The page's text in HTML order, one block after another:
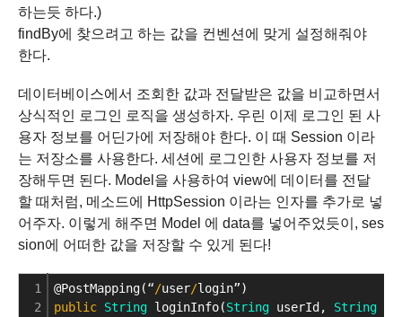
하는듯 하다.)
findBy에 찾으려고 하는 값을 컨벤션에 맞게 설정해줘야
한다.
데이터베이스에서 조회한 값과 전달받은 값을 비교하면서
상식적인 로그인 로직을 생성하자. 우린 이제 로그인 된 사
용자 정보를 어딘가에 저장해야 한다. 이 때 Session 이라
는 저장소를 사용한다. 세션에 로그인한 사용자 정보를 저
장해두면 된다. Model을 사용하여 view에 데이터를 전달
할 때처럼, 메소드에 HttpSession 이라는 인자를 추가로 넣
어주자. 이렇게 해주면 Model 에 data를 넣어주었듯이, ses
sion에 어떠한 값을 저장할 수 있게 된다!
1
2
@PostMapping(“/user/login”)
public String loginInfo(String userId, String